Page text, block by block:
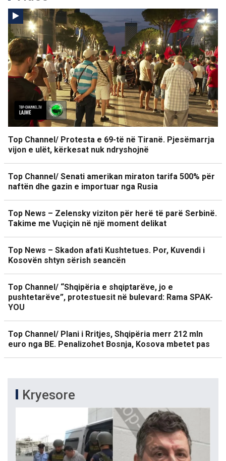
Top Channel/ Protesta e 69-të në Tiranë. Pjesëmarrja
vijon e ulët, kërkesat nuk ndryshojnë
Top Channel/ Senati amerikan miraton tarifa 500% për
naftën dhe gazin e importuar nga Rusia
Top News – Zelensky viziton për herë të parë Serbinë.
Takime me Vuçiçin në një moment delikat
Top News – Skadon afati Kushtetues. Por, Kuvendi i
Kosovën shtyn sërish seancën
Top Channel/ “Shqipëria e shqiptarëve, jo e
pushtetarëve”, protestuesit në bulevard: Rama SPAK-
YOU
Top Channel/ Plani i Rritjes, Shqipëria merr 212 mln
euro nga BE. Penalizohet Bosnja, Kosova mbetet pas
Kryesore